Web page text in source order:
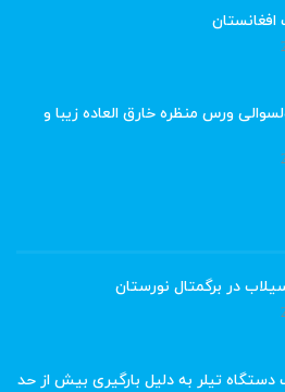
افغانستان
ولسوالی ورس منظره خارق العاده زیبا و
در برگمتال نورستان
تیلر به دلیل بارگیری بیش از حد